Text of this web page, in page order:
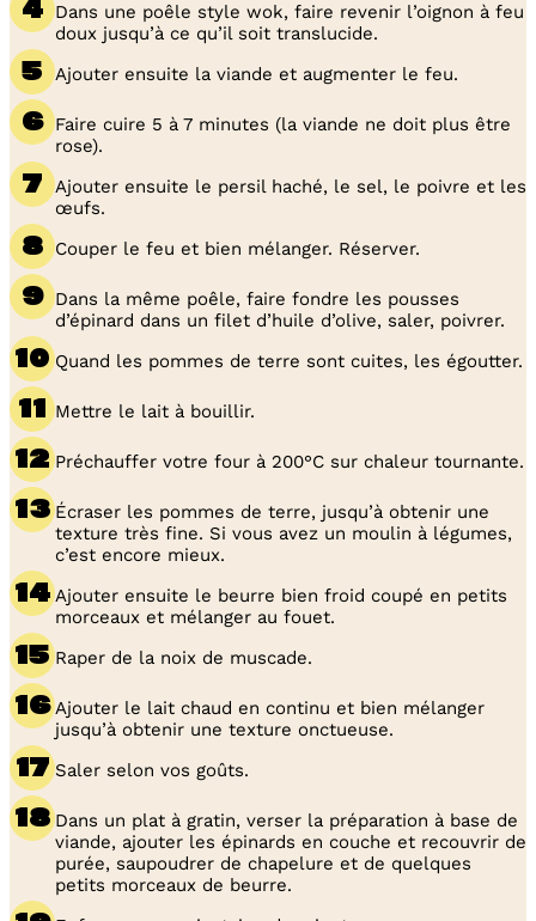
Dans une poêle style wok, faire revenir l’oignon à feu
doux jusqu’à ce qu’il soit translucide.
Ajouter ensuite la viande et augmenter le feu.
Faire cuire 5 à 7 minutes (la viande ne doit plus être
rose).
Ajouter ensuite le persil haché, le sel, le poivre et les
œufs.
Couper le feu et bien mélanger. Réserver.
Dans la même poêle, faire fondre les pousses
d’épinard dans un filet d’huile d’olive, saler, poivrer.
Quand les pommes de terre sont cuites, les égoutter.
Mettre le lait à bouillir.
Préchauffer votre four à 200°C sur chaleur tournante.
Écraser les pommes de terre, jusqu’à obtenir une
texture très fine. Si vous avez un moulin à légumes,
c’est encore mieux.
Ajouter ensuite le beurre bien froid coupé en petits
morceaux et mélanger au fouet.
Raper de la noix de muscade.
Ajouter le lait chaud en continu et bien mélanger
jusqu’à obtenir une texture onctueuse.
Saler selon vos goûts.
Dans un plat à gratin, verser la préparation à base de
viande, ajouter les épinards en couche et recouvrir de
purée, saupoudrer de chapelure et de quelques
petits morceaux de beurre.